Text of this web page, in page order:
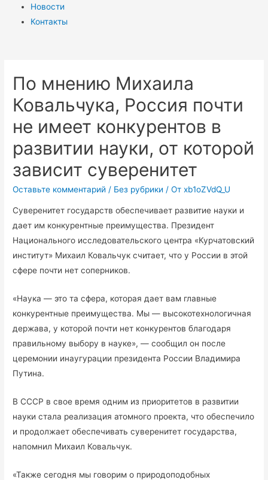
Новости
Контакты
По мнению Михаила
Ковальчука, Россия почти
не имеет конкурентов в
развитии науки, от которой
зависит суверенитет
Оставьте комментарий / Без рубрики / От xb1oZVdQ_U
Суверенитет государств обеспечивает развитие науки и
дает им конкурентные преимущества. Президент
Национального исследовательского центра «Курчатовский
институт» Михаил Ковальчук считает, что у России в этой
сфере почти нет соперников.
«Наука — это та сфера, которая дает вам главные
конкурентные преимущества. Мы — высокотехнологичная
держава, у которой почти нет конкурентов благодаря
правильному выбору в науке», — сообщил он после
церемонии инаугурации президента России Владимира
Путина.
В СССР в свое время одним из приоритетов в развитии
науки стала реализация атомного проекта, что обеспечило
и продолжает обеспечивать суверенитет государства,
напомнил Михаил Ковальчук.
«Также сегодня мы говорим о природоподобных